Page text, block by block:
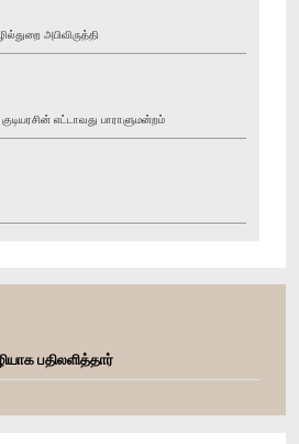
அபிவிருத்தி
எட்டாவது பாராளுமன்றம்
பதிலளித்தார்